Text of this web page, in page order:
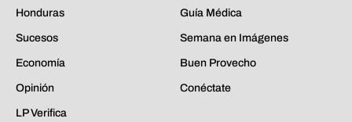
Honduras
Sucesos
Economía
Opinión
LP Verifica
Guía Médica
Semana en Imágenes
Buen Provecho
Conéctate